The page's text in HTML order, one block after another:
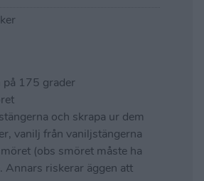
på 175 grader
och skrapa ur dem
vanilj från vaniljstängerna
(obs smöret måste ha
Annars riskerar äggen att